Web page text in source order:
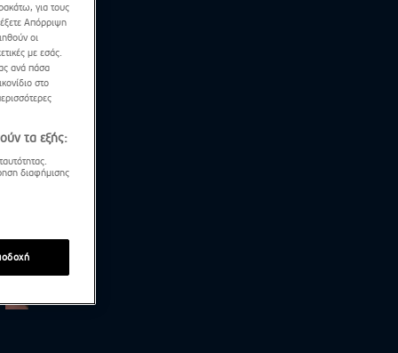
Νόνη Δούνια: «Δεν υπάρχει μονιμότητα σε αυτόν
για τους
Απόρριψη
οι
με εσάς.
ανά πάσα
στο
τα εξής:
διαφήμισης